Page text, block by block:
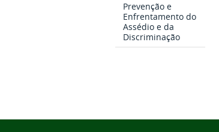
Prevenção e
Enfrentamento do
Assédio e da
Discriminação